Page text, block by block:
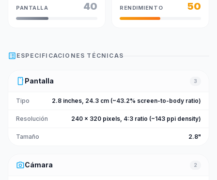
PANTALLA 40 RENDIMIENTO 50
list_alt ESPECIFICACIONES TÉCNICAS
smartphone Pantalla 3
Tipo 2.8 inches, 24.3 cm (~43.2% screen-to-body ratio)
Resolución 240 x 320 pixels, 4:3 ratio (~143 ppi density)
Tamaño 2.8"
photo_cameraCámara 2